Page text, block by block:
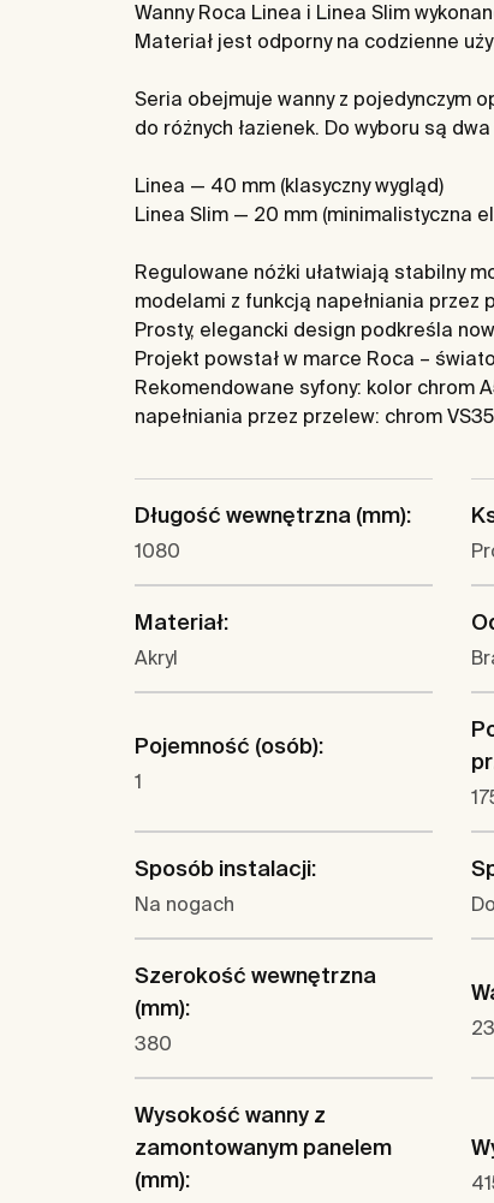
Wanny Roca Linea i Linea Slim
Materiał jest odporny na codzienne
Seria obejmuje wanny z pojedynczym
do różnych łazienek. Do wyboru są
Linea — 40 mm (klasyczny wygląd)
Linea Slim — 20 mm (minimalistyczna
Regulowane nóżki ułatwiają stabilny
modelami z funkcją napełniania
Prosty, elegancki design podkreśla
Projekt powstał w marce Roca –
Rekomendowane syfony: kolor chrom
napełniania przez przelew: chrom
Długość wewnętrzna (mm):
1080
Materiał:
Akryl
Pojemność (osób):
1
Sposób instalacji:
Na nogach
Szerokość wewnętrzna
(mm):
380
Wysokość wanny z
zamontowanym panelem
(mm):